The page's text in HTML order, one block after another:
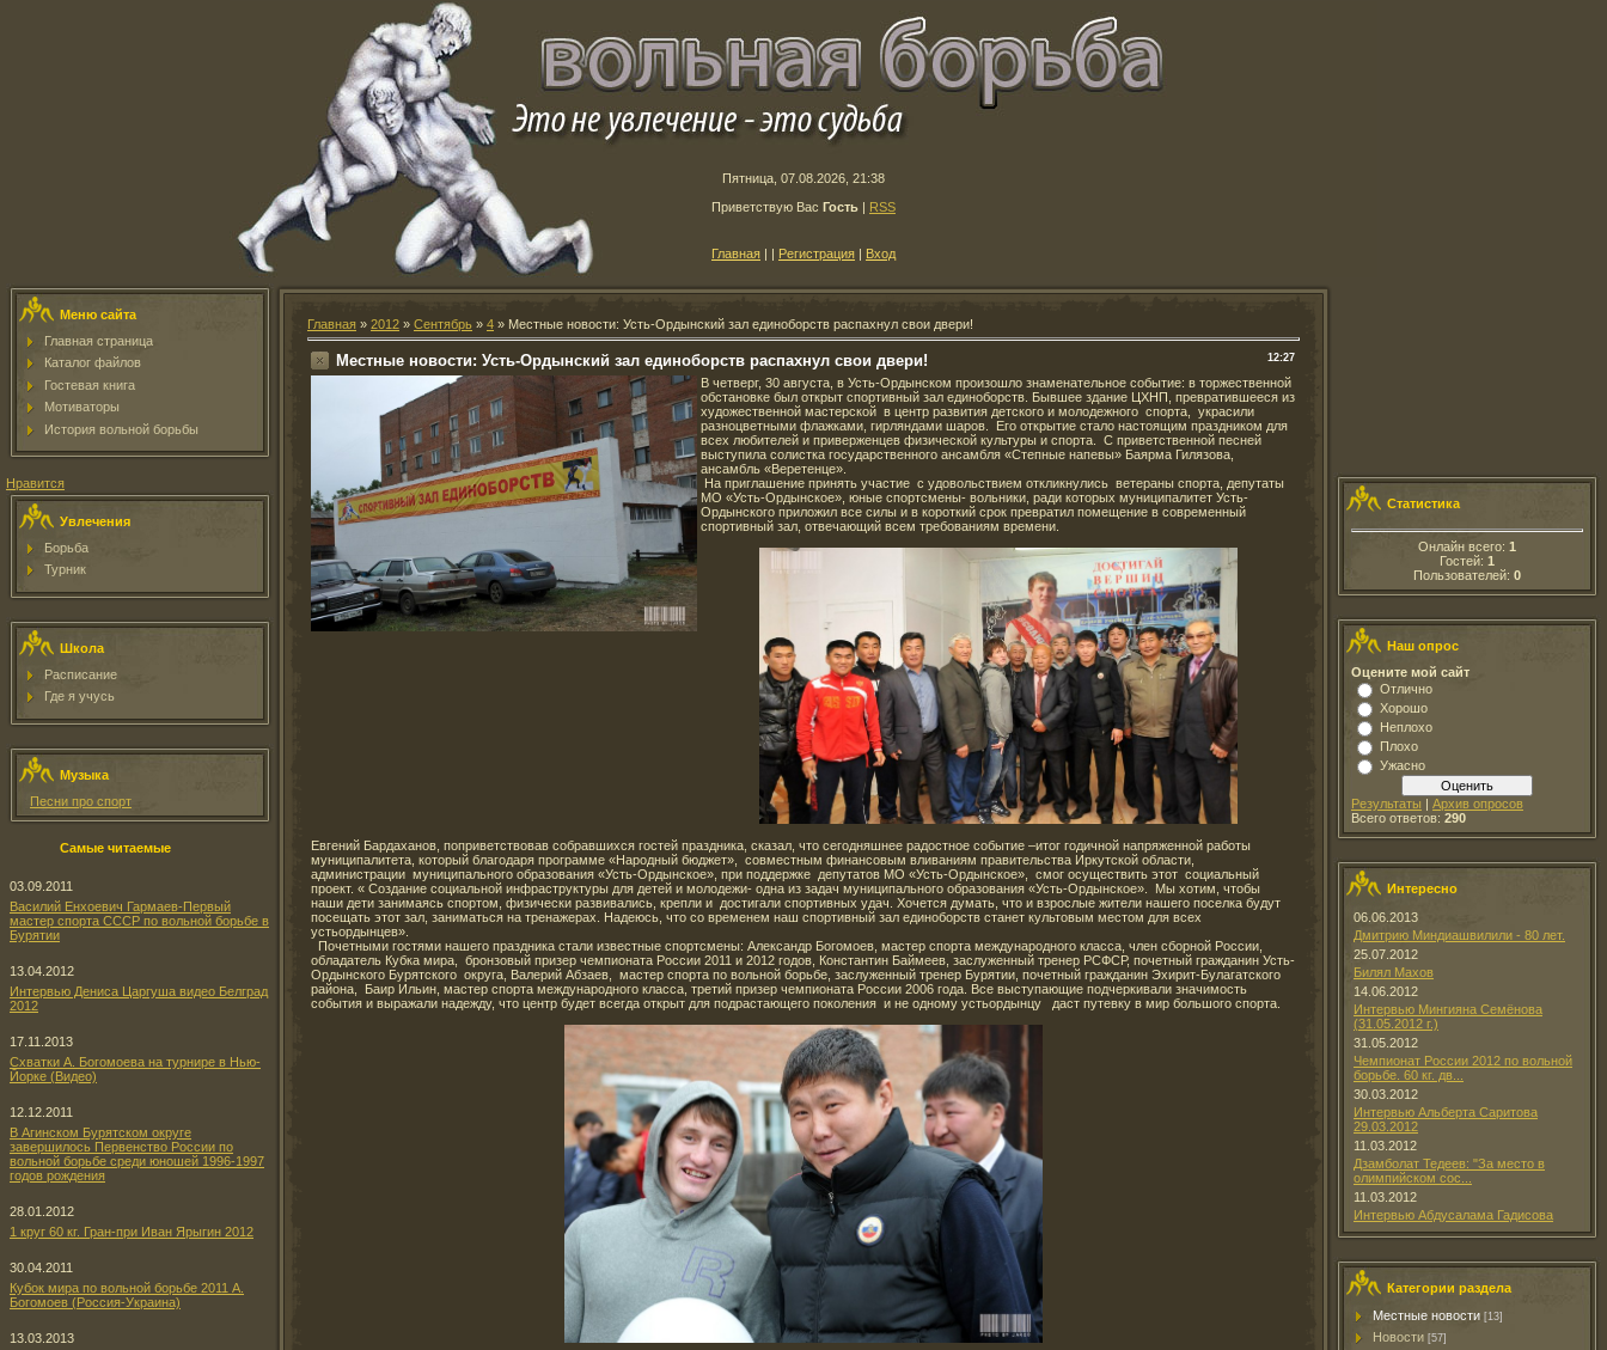
Пятница, 07.08.2026, 21:38
Приветствую Вас Гость | RSS
Главная | | Регистрация | Вход
Меню сайта
Главная страница
Каталог файлов
Гостевая книга
Мотиваторы
История вольной борьбы
Нравится
Увлечения
Борьба
Турник
Школа
Расписание
Где я учусь
Музыка
Песни про спорт
Самые читаемые
03.09.2011
Василий Енхоевич Гармаев-Первый
мастер спорта СССР по вольной борьбе в
Бурятии
13.04.2012
Интервью Дениса Царгуша видео Белград
2012
17.11.2013
Схватки А. Богомоева на турнире в Нью-
Йорке (Видео)
12.12.2011
В Агинском Бурятском округе
завершилось Первенство России по
вольной борьбе среди юношей 1996-1997
годов рождения
28.01.2012
1 круг 60 кг. Гран-при Иван Ярыгин 2012
30.04.2011
Кубок мира по вольной борьбе 2011 А.
Богомоев (Россия-Украина)
13.03.2013
Главная » 2012 » Сентябрь » 4 » Местные новости: Усть-Ордынский зал единоборств распахнул свои двери!
12:27
Местные новости: Усть-Ордынский зал единоборств распахнул свои двери!
В четверг, 30 августа, в Усть-Ордынском произошло знаменательное событие: в торжественной
обстановке был открыт спортивный зал единоборств. Бывшее здание ЦХНП, превратившееся из
художественной мастерской в центр развития детского и молодежного спорта, украсили
разноцветными флажками, гирляндами шаров. Его открытие стало настоящим праздником для
всех любителей и приверженцев физической культуры и спорта. С приветственной песней
выступила солистка государственного ансамбля «Степные напевы» Баярма Гилязова,
ансамбль «Веретенце».
На приглашение принять участие с удовольствием откликнулись ветераны спорта, депутаты
МО «Усть-Ордынское», юные спортсмены- вольники, ради которых муниципалитет Усть-
Ордынского приложил все силы и в короткий срок превратил помещение в современный
спортивный зал, отвечающий всем требованиям времени.
Евгений Бардаханов, поприветствовав собравшихся гостей праздника, сказал, что сегодняшнее радостное событие –итог годичной напряженной работы
муниципалитета, который благодаря программе «Народный бюджет», совместным финансовым вливаниям правительства Иркутской области,
администрации муниципального образования «Усть-Ордынское», при поддержке депутатов МО «Усть-Ордынское», смог осуществить этот социальный
проект. « Создание социальной инфраструктуры для детей и молодежи- одна из задач муниципального образования «Усть-Ордынское». Мы хотим, чтобы
наши дети занимаясь спортом, физически развивались, крепли и достигали спортивных удач. Хочется думать, что и взрослые жители нашего поселка будут
посещать этот зал, заниматься на тренажерах. Надеюсь, что со временем наш спортивный зал единоборств станет культовым местом для всех
устьордынцев».
Почетными гостями нашего праздника стали известные спортсмены: Александр Богомоев, мастер спорта международного класса, член сборной России,
обладатель Кубка мира, бронзовый призер чемпионата России 2011 и 2012 годов, Константин Баймеев, заслуженный тренер РСФСР, почетный гражданин Усть-
Ордынского Бурятского округа, Валерий Абзаев, мастер спорта по вольной борьбе, заслуженный тренер Бурятии, почетный гражданин Эхирит-Булагатского
района, Баир Ильин, мастер спорта международного класса, третий призер чемпионата России 2006 года. Все выступающие подчеркивали значимость
события и выражали надежду, что центр будет всегда открыт для подрастающего поколения и не одному устьордынцу даст путевку в мир большого спорта.
Статистика
Онлайн всего: 1
Гостей: 1
Пользователей: 0
Наш опрос
Оцените мой сайт
Отлично
Хорошо
Неплохо
Плохо
Ужасно
Результаты | Архив опросов
Всего ответов: 290
Интересно
06.06.2013
Дмитрию Миндиашвилили - 80 лет.
25.07.2012
Билял Махов
14.06.2012
Интервью Мингияна Семёнова
(31.05.2012 г.)
31.05.2012
Чемпионат России 2012 по вольной
борьбе. 60 кг. дв...
30.03.2012
Интервью Альберта Саритова
29.03.2012
11.03.2012
Дзамболат Тедеев: "За место в
олимпийском сос...
11.03.2012
Интервью Абдусалама Гадисова
Категории раздела
Местные новости [13]
Новости [57]